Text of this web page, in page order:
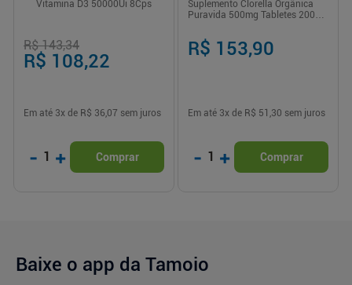
Vitamina D3 50000Ui 8Cps
R$ 143,34
R$ 108,22
Em até 3x de R$ 36,07 sem juros
- 1 + Comprar
Suplemento Clorella Orgânica
Puravida 500mg Tabletes 200
R$ 153,90
Em até 3x de R$ 51,30 sem juros
- 1 + Comprar
Baixe o app da Tamoio